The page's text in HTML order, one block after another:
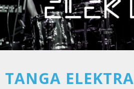
TANGA ELEKTRA